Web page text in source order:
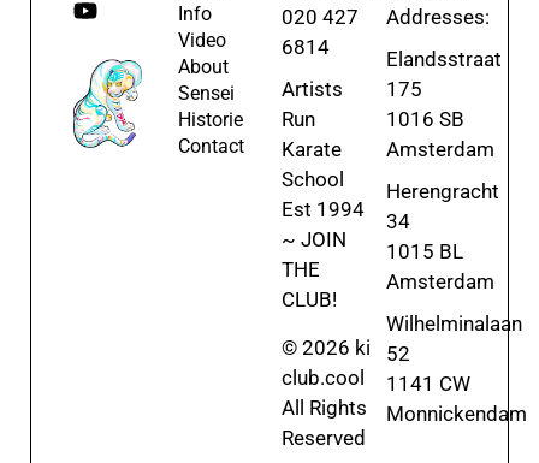
Info
Video
About
Sensei
Historie
Contact
020 427
6814
Artists
Run
Karate
School
Est 1994
~ JOIN
THE
CLUB!
© 2026 ki
club.cool
All Rights
Reserved
Addresses:
Elandsstraat
175
1016 SB
Amsterdam
Herengracht
34
1015 BL
Amsterdam
Wilhelminalaan
52
1141 CW
Monnickendam